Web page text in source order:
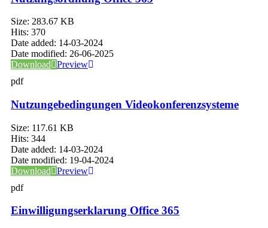
Size: 283.67 KB
Hits: 370
Date added: 14-03-2024
Date modified: 26-06-2025
Download
Preview
pdf
Nutzungebedingungen Videokonferenzsysteme
Size: 117.61 KB
Hits: 344
Date added: 14-03-2024
Date modified: 19-04-2024
Download
Preview
pdf
Einwilligungserklarung Office 365